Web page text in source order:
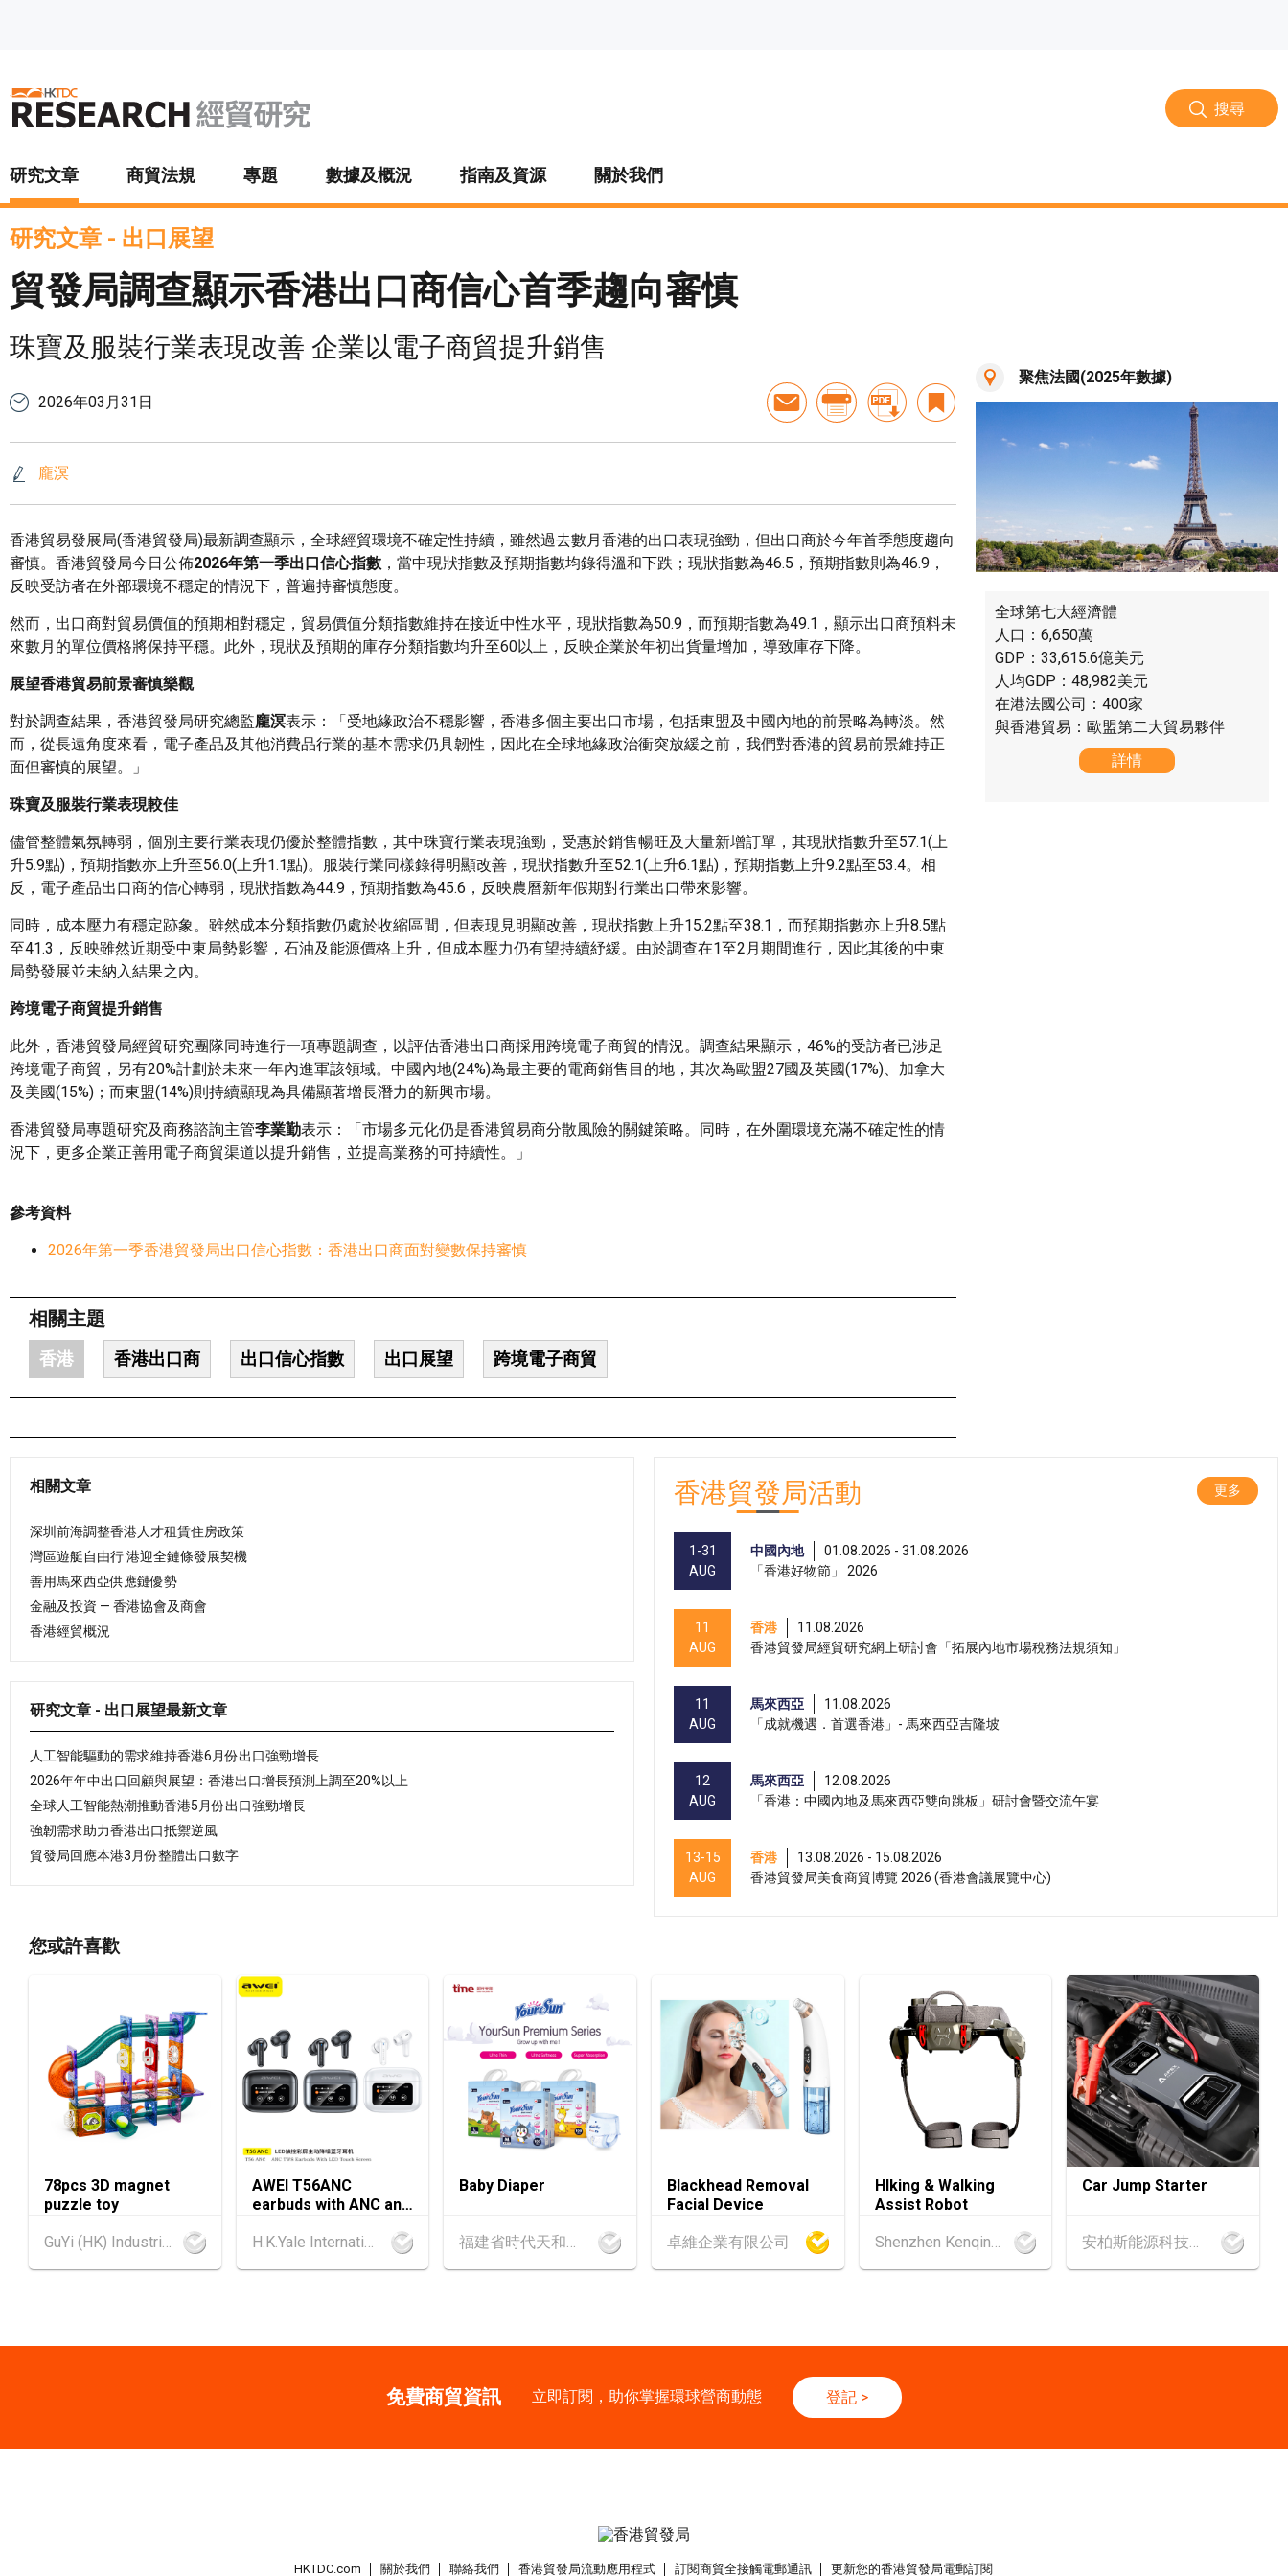
搜尋
研究文章 商貿法規 專題 數據及概況 指南及資源 關於我們
研究文章 - 出口展望
貿發局調查顯示香港出口商信心首季趨向審慎
珠寶及服裝行業表現改善 企業以電子商貿提升銷售
2026年03月31日
龐溟
香港貿易發展局(香港貿發局)最新調查顯示，全球經貿環境不確定性持續，雖然過去數月香港的出口表現強勁，但出口商於今年首季態度趨向
審慎。香港貿發局今日公佈2026年第一季出口信心指數 ，當中現狀指數及預期指數均錄得溫和下跌；現狀指數為46.5，預期指數則為46.9，
反映受訪者在外部環境不穩定的情況下，普遍持審慎態度。
然而，出口商對貿易價值的預期相對穩定，貿易價值分類指數維持在接近中性水平，現狀指數為50.9，而預期指數為49.1，顯示出口商預料未
來數月的單位價格將保持平穩。此外，現狀及預期的庫存分類指數均升至60以上，反映企業於年初出貨量增加，導致庫存下降。
展望香港貿易前景審慎樂觀
對於調查結果，香港貿發局研究總監龐溟表示：「受地緣政治不穩影響，香港多個主要出口市場，包括東盟及中國內地的前景略為轉淡。然
而，從長遠角度來看，電子產品及其他消費品行業的基本需求仍具韌性，因此在全球地緣政治衝突放緩之前，我們對香港的貿易前景維持正
面但審慎的展望。」
珠寶及服裝行業表現較佳
儘管整體氣氛轉弱，個別主要行業表現仍優於整體指數，其中珠寶行業表現強勁，受惠於銷售暢旺及大量新增訂單，其現狀指數升至57.1(上
升5.9點)，預期指數亦上升至56.0(上升1.1點)。服裝行業同樣錄得明顯改善，現狀指數升至52.1(上升6.1點)，預期指數上升9.2點至53.4。相
反，電子產品出口商的信心轉弱，現狀指數為44.9，預期指數為45.6，反映農曆新年假期對行業出口帶來影響。
同時，成本壓力有穩定跡象。雖然成本分類指數仍處於收縮區間，但表現見明顯改善，現狀指數上升15.2點至38.1，而預期指數亦上升8.5點
至41.3，反映雖然近期受中東局勢影響，石油及能源價格上升，但成本壓力仍有望持續紓緩。由於調查在1至2月期間進行，因此其後的中東
局勢發展並未納入結果之內。
跨境電子商貿提升銷售
此外，香港貿發局經貿研究團隊同時進行一項專題調查，以評估香港出口商採用跨境電子商貿的情況。調查結果顯示，46%的受訪者已涉足
跨境電子商貿，另有20%計劃於未來一年內進軍該領域。中國內地(24%)為最主要的電商銷售目的地，其次為歐盟27國及英國(17%)、加拿大
及美國(15%)；而東盟(14%)則持續顯現為具備顯著增長潛力的新興市場。
香港貿發局專題研究及商務諮詢主管李業勤表示：「市場多元化仍是香港貿易商分散風險的關鍵策略。同時，在外圍環境充滿不確定性的情
況下，更多企業正善用電子商貿渠道以提升銷售，並提高業務的可持續性。」
參考資料
2026年第一季香港貿發局出口信心指數：香港出口商面對變數保持審慎
相關主題
香港 香港出口商 出口信心指數 出口展望 跨境電子商貿
聚焦法國(2025年數據)
全球第七大經濟體
人口：6,650萬
GDP：33,615.6億美元
人均GDP：48,982美元
在港法國公司：400家
與香港貿易：歐盟第二大貿易夥伴
詳情
相關文章
深圳前海調整香港人才租賃住房政策
灣區遊艇自由行 港迎全鏈條發展契機
善用馬來西亞供應鏈優勢
金融及投資 — 香港協會及商會
香港經貿概況
研究文章 - 出口展望最新文章
人工智能驅動的需求維持香港6月份出口強勁增長
2026年年中出口回顧與展望：香港出口增長預測上調至20%以上
全球人工智能熱潮推動香港5月份出口強勁增長
強韌需求助力香港出口抵禦逆風
貿發局回應本港3月份整體出口數字
香港貿發局活動 更多
1-31
AUG
中國內地
01.08.2026 - 31.08.2026
「香港好物節」 2026
11
AUG
香港
11.08.2026
香港貿發局經貿研究網上研討會「拓展內地市場稅務法規須知」
11
AUG
馬來西亞
11.08.2026
「成就機遇．首選香港」- 馬來西亞吉隆坡
12
AUG
馬來西亞
12.08.2026
「香港：中國內地及馬來西亞雙向跳板」研討會暨交流午宴
13-15
AUG
香港
13.08.2026 - 15.08.2026
香港貿發局美食商貿博覽 2026 (香港會議展覽中心)
13-15
AUG
香港
13.08.2026 - 15.08.2026
國際現代化中醫藥及健康產品會議 2026 (香港會議展覽中心)
13-17
AUG
香港
13.08.2026 - 17.08.2026
香港貿發局美與健生活博覽 2026 (香港會議展覽中心)
AUG
香港貿發局美食博覽 2026 (香港會議展覽中心)
13-17
香港
13.08.2026 - 17.08.2026
26
26.08.2026
「中小企資援組」網絡研討會系列︰AI「資」持・中小企出海攻略 -【一人公司×A
SEP
香港貿發局香港鐘表展 2026 (香港會議展覽中心)
您或許喜歡
78pcs 3D magnet
puzzle toy
GuYi (HK) Industrial Co.,Limited
AWEI T56ANC
earbuds with ANC and
H.K.Yale International Industry Co., Limited
Baby Diaper
福建省時代天和實業有限公司
Blackhead Removal
Facial Device
卓維企業有限公司
HIking & Walking
Assist Robot
Shenzhen Kenqing Technology Co., Ltd.
Car Jump Starter
安柏斯能源科技有限公司
免費商貿資訊 立即訂閱，助你掌握環球營商動態 登記>
HKTDC.com 關於我們 聯絡我們 香港貿發局流動應用程式 訂閱商貿全接觸電郵通訊 更新您的香港貿發局電郵訂閱